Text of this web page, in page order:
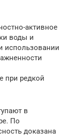
активное
воды и
использовании
при редкой
в
По
доказана